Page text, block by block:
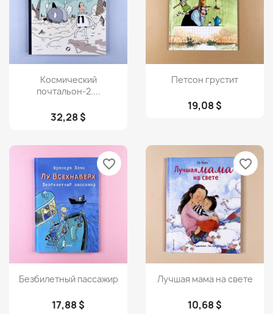
Просмотр
Космический
почтальон-2....
32,28 $
Просмотр
Петсон грустит
19,08 $
Просмотр
Безбилетный пассажир
17,88 $
favorite_border
Просмотр
Лучшая мама на свете
10,68 $
favorite_border